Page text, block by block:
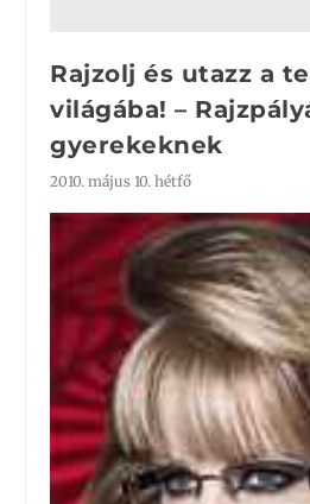
Rajzolj és utazz a
világába! –
gyerekeknek
2010. május 10. hétfő